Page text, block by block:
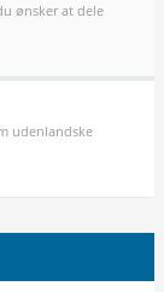
ønsker at dele
udenlandske